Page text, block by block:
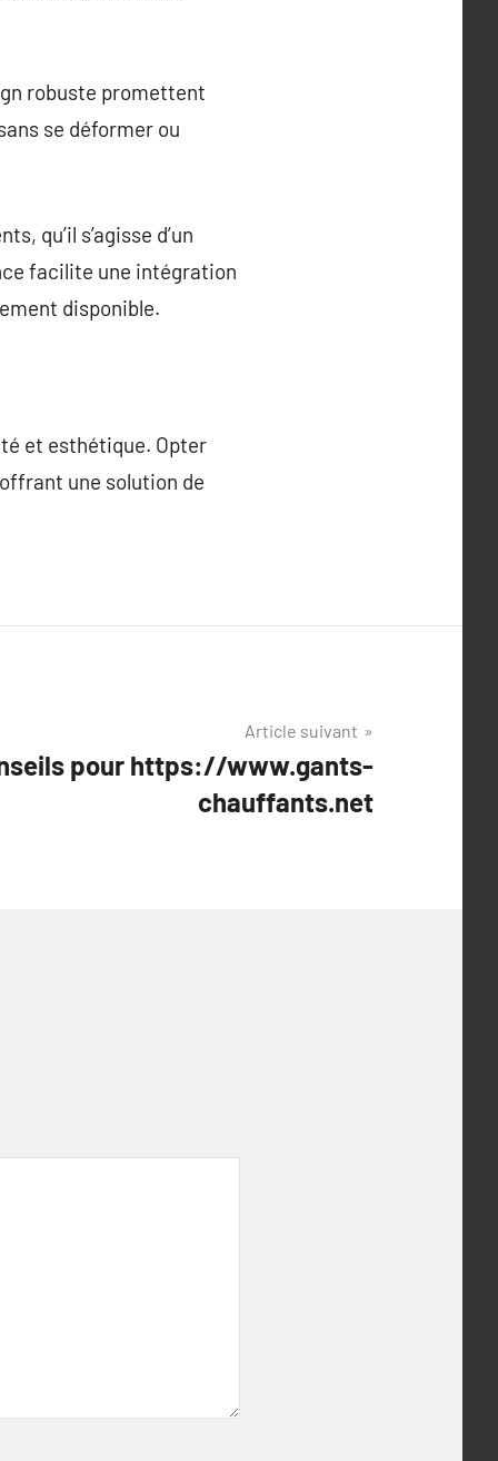
robuste promettent
se déformer ou
qu’il s’agisse d’un
facilite une intégration
disponible.
et esthétique. Opter
une solution de
Article suivant
pour https://www.gants-
chauffants.net